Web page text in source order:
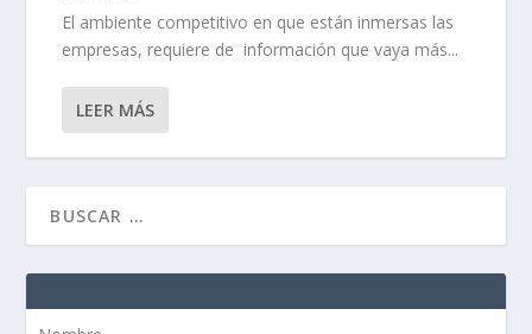
El ambiente competitivo en que están inmersas las
empresas, requiere de información que vaya más...
LEER MÁS